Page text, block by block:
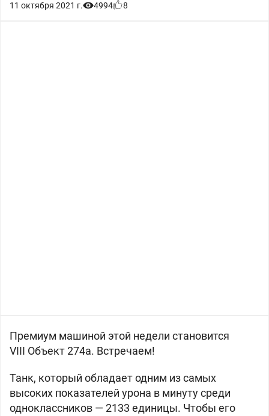
11 октября 2021 г. 4994 8
Премиум машиной этой недели становится
VIII Объект 274а. Встречаем!
Танк, который обладает одним из самых
высоких показателей урона в минуту среди
одноклассников — 2133 единицы. Чтобы его